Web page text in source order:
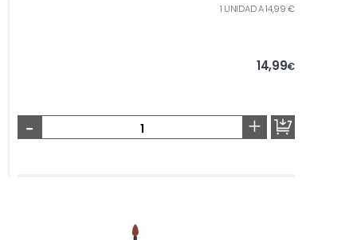
1 UNIDAD A 14,99 €
14,99€
- +